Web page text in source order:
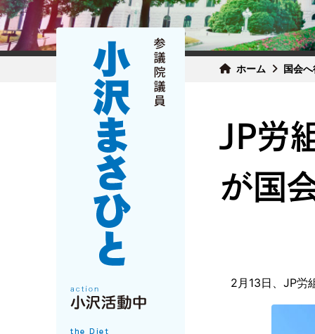
ホーム 国会
JP労
が国
2月13日、JP労